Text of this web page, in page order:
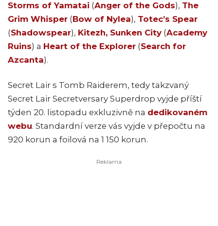
Storms of Yamatai (Anger of the Gods), The
Grim Whisper (Bow of Nylea), Totec’s Spear
(Shadowspear), Kitezh, Sunken City (Academy
Ruins) a Heart of the Explorer (Search for
Azcanta).
Secret Lair s Tomb Raiderem, tedy takzvaný
Secret Lair Secretversary Superdrop vyjde příští
týden 20. listopadu exkluzivně na dedikovaném
webu. Standardní verze vás vyjde v přepočtu na
920 korun a foilová na 1 150 korun.